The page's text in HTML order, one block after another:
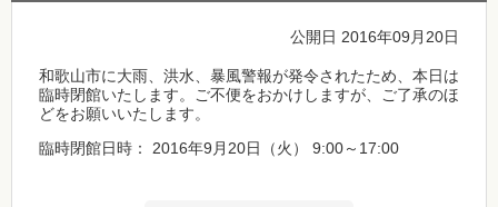
公開日 2016年09月20日
和歌山市に大雨、洪水、暴風警報が発令されたため、本日は
臨時閉館いたします。ご不便をおかけしますが、ご了承のほ
どをお願いいたします。
臨時閉館日時： 2016年9月20日（火） 9:00～17:00